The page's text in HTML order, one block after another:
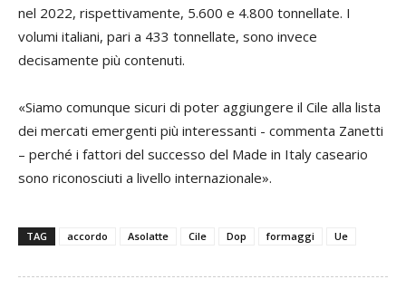
nel 2022, rispettivamente, 5.600 e 4.800 tonnellate. I
volumi italiani, pari a 433 tonnellate, sono invece
decisamente più contenuti.
«Siamo comunque sicuri di poter aggiungere il Cile alla lista
dei mercati emergenti più interessanti - commenta Zanetti
– perché i fattori del successo del Made in Italy caseario
sono riconosciuti a livello internazionale».
TAG accordo Asolatte Cile Dop formaggi Ue